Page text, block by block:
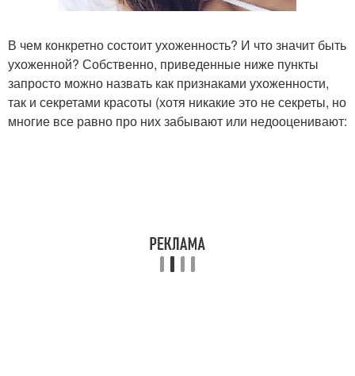
В чем конкретно состоит ухоженность? И что значит быть
ухоженной? Собственно, приведенные ниже пункты
запросто можно назвать как признаками ухоженности,
так и секретами красоты (хотя никакие это не секреты, но
многие все равно про них забывают или недооценивают: